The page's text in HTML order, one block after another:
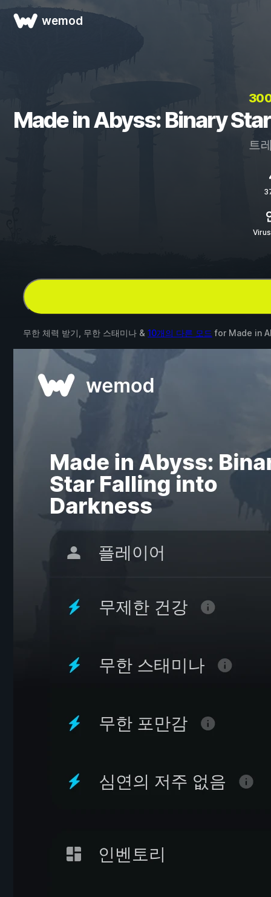
wemod
Made in Abyss: Binary
트
무한 체력 받기, 무한 스태미나 & 10개의 다른 모드 for Made in